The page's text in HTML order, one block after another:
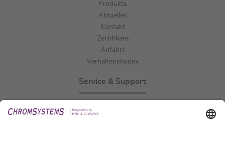
Produkte
Aktuelles
Kontakt
Zertifikate
Anfahrt
Verhaltenskodex
Service & Support